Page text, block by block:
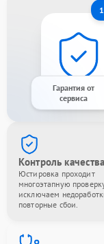
Гарантия от
сервиса
Контроль качества
Юстировка проходит
многоэтапную
исключаем
повторные сбои.